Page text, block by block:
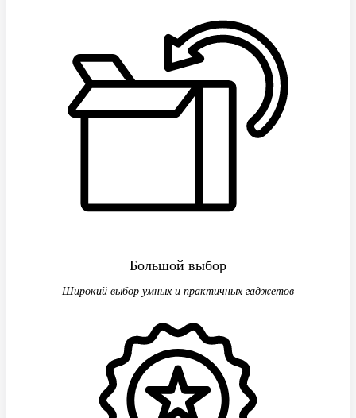
Большой выбор
Широкий выбор умных и практичных гаджетов